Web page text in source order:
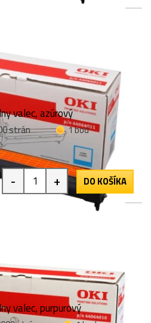
valec, azúrový
strán
1 bod
- + DO KOŠÍKA
valec, purpurový